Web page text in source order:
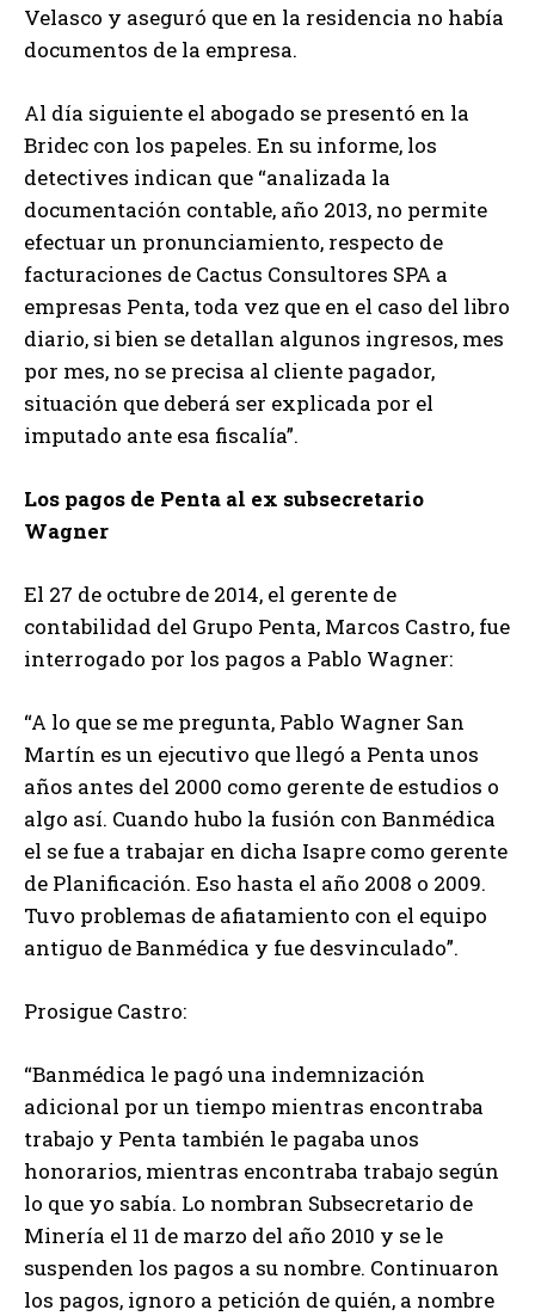
Velasco y aseguró que en la residencia no había
documentos de la empresa.
Al día siguiente el abogado se presentó en la
Bridec con los papeles. En su informe, los
detectives indican que “analizada la
documentación contable, año 2013, no permite
efectuar un pronunciamiento, respecto de
facturaciones de Cactus Consultores SPA a
empresas Penta, toda vez que en el caso del libro
diario, si bien se detallan algunos ingresos, mes
por mes, no se precisa al cliente pagador,
situación que deberá ser explicada por el
imputado ante esa fiscalía”.
Los pagos de Penta al ex subsecretario
Wagner
El 27 de octubre de 2014, el gerente de
contabilidad del Grupo Penta, Marcos Castro, fue
interrogado por los pagos a Pablo Wagner:
“A lo que se me pregunta, Pablo Wagner San
Martín es un ejecutivo que llegó a Penta unos
años antes del 2000 como gerente de estudios o
algo así. Cuando hubo la fusión con Banmédica
el se fue a trabajar en dicha Isapre como gerente
de Planificación. Eso hasta el año 2008 o 2009.
Tuvo problemas de afiatamiento con el equipo
antiguo de Banmédica y fue desvinculado”.
Prosigue Castro:
“Banmédica le pagó una indemnización
adicional por un tiempo mientras encontraba
trabajo y Penta también le pagaba unos
honorarios, mientras encontraba trabajo según
lo que yo sabía. Lo nombran Subsecretario de
Minería el 11 de marzo del año 2010 y se le
suspenden los pagos a su nombre. Continuaron
los pagos, ignoro a petición de quién, a nombre